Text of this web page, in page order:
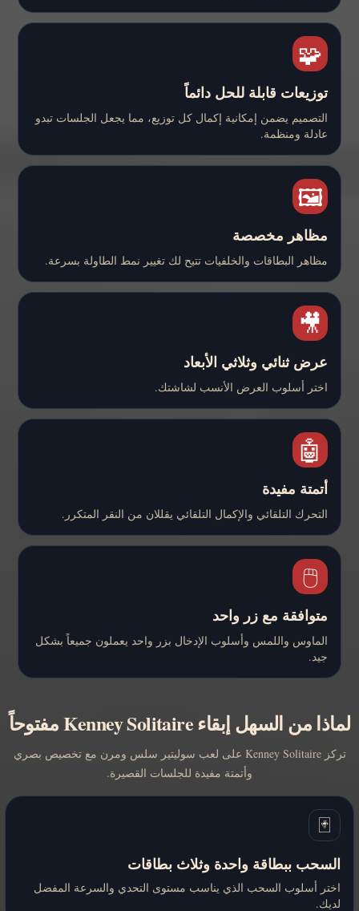
🧩
توزيعات قابلة للحل دائماً
التصميم يضمن إمكانية إكمال كل توزيع، مما يجعل الجلسات تبدو
عادلة ومنظمة.
🖼️
مظاهر مخصصة
مظاهر البطاقات والخلفيات تتيح لك تغيير نمط الطاولة بسرعة.
🎥
عرض ثنائي وثلاثي الأبعاد
اختر أسلوب العرض الأنسب لشاشتك.
🤖
أتمتة مفيدة
التحرك التلقائي والإكمال التلقائي يقللان من النقر المتكرر.
🖱️
متوافقة مع زر واحد
الماوس واللمس وأسلوب الإدخال بزر واحد يعملون جميعاً بشكل
جيد.
لماذا من السهل إبقاء Kenney Solitaire مفتوحاً
تركز Kenney Solitaire على لعب سوليتير سلس ومرن مع تخصيص بصري
وأتمتة مفيدة للجلسات القصيرة.
🃏
السحب ببطاقة واحدة وثلاث بطاقات
اختر أسلوب السحب الذي يناسب مستوى التحدي والسرعة المفضل
لديك.